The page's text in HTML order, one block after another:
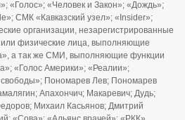
«Голос»; «Человек и Закон»; «Дождь»;
СМК «Кавказский узел»; «Insider»;
организации, незарегистрированные
физические лица, выполняющие
а так же СМИ, выполняющие функции
«Голос Америки»; «Реалии»;
Пономарев Лев; Пономарев
Апахончич; Макаревич; Дудь;
Михаил Касьянов; Дмитрий